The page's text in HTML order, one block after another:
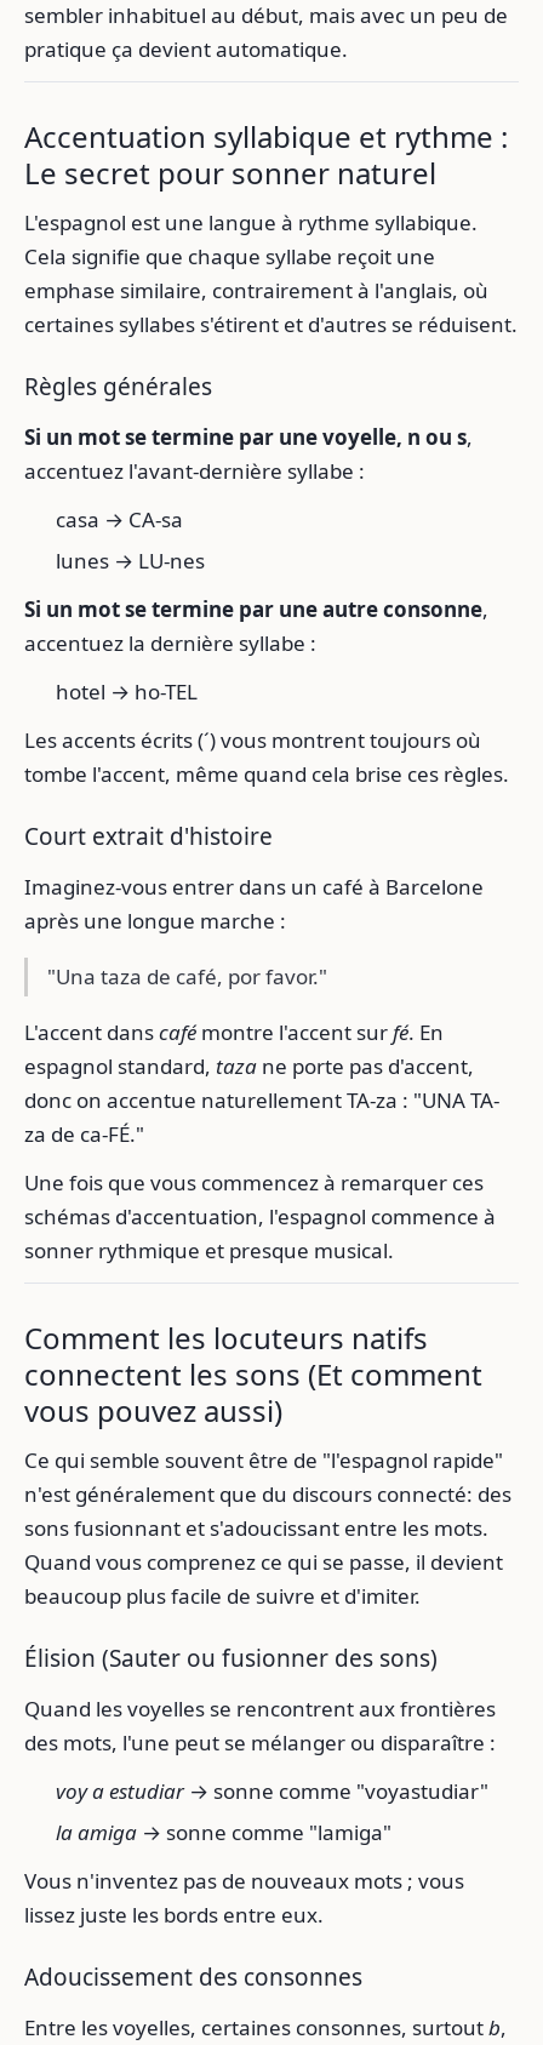
sembler inhabituel au début, mais avec un peu de
pratique ça devient automatique.
Accentuation syllabique et rythme :
Le secret pour sonner naturel
L'espagnol est une langue à rythme syllabique.
Cela signifie que chaque syllabe reçoit une
emphase similaire, contrairement à l'anglais, où
certaines syllabes s'étirent et d'autres se réduisent.
Règles générales
Si un mot se termine par une voyelle, n ou s,
accentuez l'avant-dernière syllabe :
casa → CA-sa
lunes → LU-nes
Si un mot se termine par une autre consonne,
accentuez la dernière syllabe :
hotel → ho-TEL
Les accents écrits (´) vous montrent toujours où
tombe l'accent, même quand cela brise ces règles.
Court extrait d'histoire
Imaginez-vous entrer dans un café à Barcelone
après une longue marche :
"Una taza de café, por favor."
L'accent danscafé montre l'accent surfé. En
espagnol standard, taza ne porte pas d'accent,
donc on accentue naturellement TA-za : "UNA TA-
za de ca-FÉ."
Une fois que vous commencez à remarquer ces
schémas d'accentuation, l'espagnol commence à
sonner rythmique et presque musical.
Comment les locuteurs natifs
connectent les sons (Et comment
vous pouvez aussi)
Ce qui semble souvent être de "l'espagnol rapide"
n'est généralement que du discours connecté: des
sons fusionnant et s'adoucissant entre les mots.
Quand vous comprenez ce qui se passe, il devient
beaucoup plus facile de suivre et d'imiter.
Élision (Sauter ou fusionner des sons)
Quand les voyelles se rencontrent aux frontières
des mots, l'une peut se mélanger ou disparaître :
voy a estudiar→ sonne comme "voyastudiar"
la amiga → sonne comme "lamiga"
Vous n'inventez pas de nouveaux mots ; vous
lissez juste les bords entre eux.
Adoucissement des consonnes
Entre les voyelles, certaines consonnes, surtoutb,